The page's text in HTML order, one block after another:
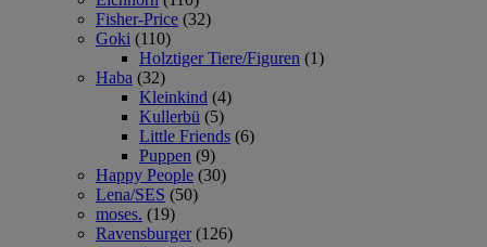
Fisher-Price (32)
Goki (110)
Holztiger Tiere/Figuren (1)
Haba (32)
Kleinkind (4)
Kullerbü (5)
Little Friends (6)
Puppen (9)
Happy People (30)
Lena/SES (50)
moses. (19)
Ravensburger (126)